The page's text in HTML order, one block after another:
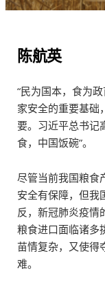
陈航英
“民为国本，食为
家安全的重要基础
要。习近平总书记
食，中国饭碗”。
尽管当前我国粮食
安全有保障，但我
反，新冠肺炎疫情
粮食进口面临诸多
苗情复杂，又使得
难。